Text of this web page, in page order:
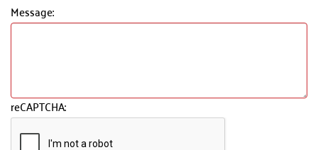
Message:
reCAPTCHA: